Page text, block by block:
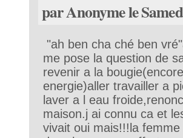
par Anonyme le
"ah ben cha ché ben
me pose la question de
revenir a la
energie)aller travailler a
laver a l eau
maison.j ai connu ca et
vivait oui mais!!!la